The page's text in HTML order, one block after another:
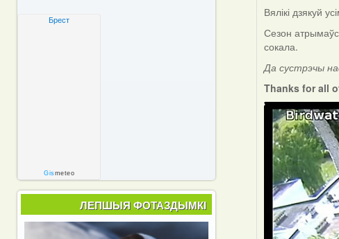
Вялікі дзякуй
Сезон
сокала.
Да сустрэчы
Thanks for all
Брест
Gismeteo
ЛЕПШЫЯ ФОТАЗДЫМКІ